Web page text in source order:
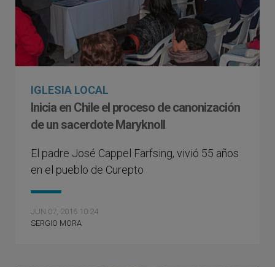
IGLESIA LOCAL
Inicia en Chile el proceso de canonización
de un sacerdote Maryknoll
El padre José Cappel Farfsing, vivió 55 años
en el pueblo de Curepto
JUN 07, 2016 10:24
SERGIO MORA